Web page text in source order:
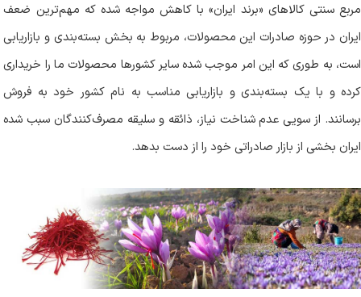
مربع سنتی کالاهای «برند ایران» با کاهش مواجه شده که مهم‌ترین ضعف
ایران در حوزه صادرات این محصولات، مربوط به بخش بسته‌بندی و بازاریابی
است، به طوری که این امر موجب شده سایر کشورها محصولات ما را خریداری
کرده و با یک بسته‌بندی و بازاریابی مناسب به نام کشور خود به فروش
برسانند. از سویی عدم شناخت نیاز، ذائقه و سلیقه مصرف‌کنندگان سبب شده
ایران بخشی از بازار صادراتی خود را از دست بدهد.